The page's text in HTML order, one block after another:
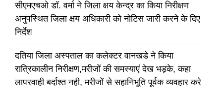
सीएमएचओ डॉ. वर्मा ने जिला क्षय केन्द्र का किया निरीक्षण
अनुपस्थित जिला क्षय अधिकारी को नोटिस जारी करने के दिए
निर्देश
दतिया जिला अस्पताल का कलेक्टर वानखडे ने किया
रात्रिकालीन निरीक्षण,मरीजों की समस्याएं देख भड़के, कहा
लापरवाही बर्दाश्त नही, मरीजों से सहानिभूति पूर्वक व्यवहार करे